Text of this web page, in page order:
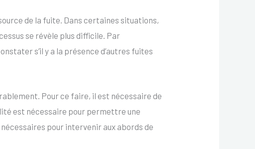
de la fuite. Dans certaines situations,
se révèle plus difficile. Par
s’il y a la présence d’autres fuites
Pour ce faire, il est nécessaire de
est nécessaire pour permettre une
pour intervenir aux abords de